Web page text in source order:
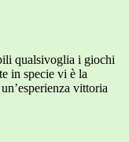
qualsivoglia i giochi
in specie vi è la
vittoria